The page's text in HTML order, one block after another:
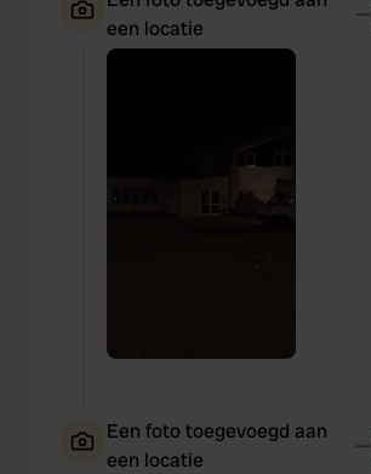
een locatie
—
Een foto toegevoegd aan
een locatie
—